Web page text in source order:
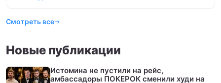
Смотреть все
Новые публикации
Истомина не пустили на рейс,
амбассадоры ПОКЕРОК сменили худи на